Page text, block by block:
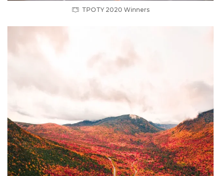
TPOTY 2020 Winners